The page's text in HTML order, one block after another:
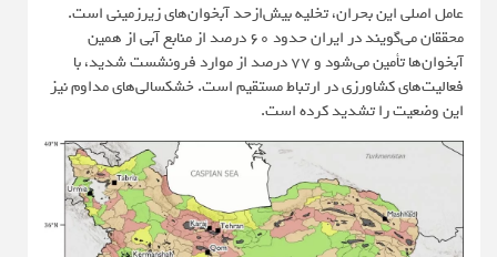
عامل اصلی این بحران، تخلیه بیش‌ازحد آبخوان‌های زیرزمینی است.
محققان می‌گویند در ایران حدود ۶۰ درصد از منابع آبی از همین
آبخوان‌ها تأمین می‌شود و ۷۷ درصد از موارد فرونشست شدید، با
فعالیت‌های کشاورزی در ارتباط مستقیم است. خشکسالی‌های مداوم نیز
این وضعیت را تشدید کرده است.